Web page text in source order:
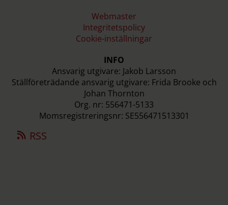
Webmaster
Integritetspolicy
Cookie-inställningar
INFO
Ansvarig utgivare: Jakob Larsson
Ställföreträdande ansvarig utgivare: Frida Brooke och
Johan Thornton
Org. nr: 556471-5133
Momsregistreringsnr: SE556471513301
RSS